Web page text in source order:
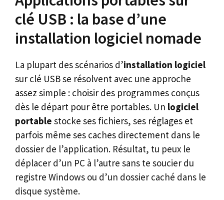
clé USB : la base d’une
installation logiciel nomade
La plupart des scénarios d’installation logiciel
sur clé USB se résolvent avec une approche
assez simple : choisir des programmes conçus
dès le départ pour être portables. Un logiciel
portable stocke ses fichiers, ses réglages et
parfois même ses caches directement dans le
dossier de l’application. Résultat, tu peux le
déplacer d’un PC à l’autre sans te soucier du
registre Windows ou d’un dossier caché dans le
disque système.